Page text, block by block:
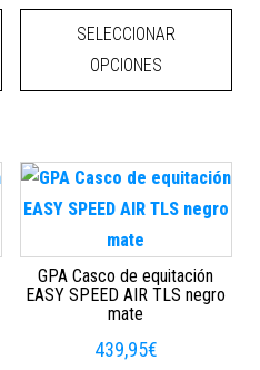
Este producto tiene múltiples
SELECCIONAR
OPCIONES
GPA Casco de equitación
EASY SPEED AIR TLS negro
mate
439,95€